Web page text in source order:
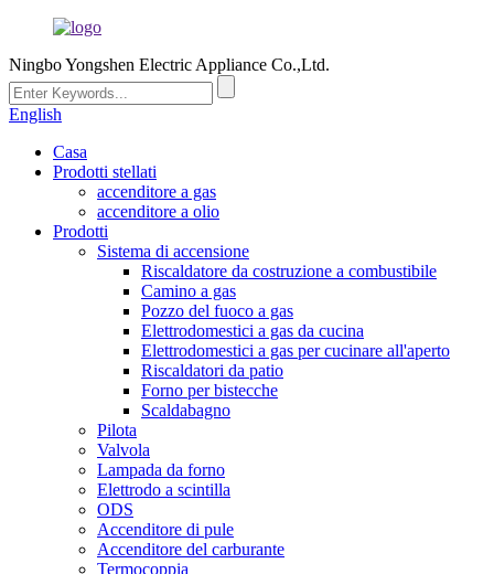
Ningbo Yongshen Electric Appliance Co.,Ltd.
English
Casa
Prodotti stellati
accenditore a gas
accenditore a olio
Prodotti
Sistema di accensione
Riscaldatore da costruzione a combustibile
Camino a gas
Pozzo del fuoco a gas
Elettrodomestici a gas da cucina
Elettrodomestici a gas per cucinare all'aperto
Riscaldatori da patio
Forno per bistecche
Scaldabagno
Pilota
Valvola
Lampada da forno
Elettrodo a scintilla
ODS
Accenditore di pule
Accenditore del carburante
Termocoppia